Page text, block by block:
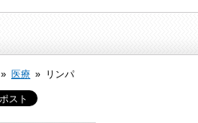
» 医療 » リンパ